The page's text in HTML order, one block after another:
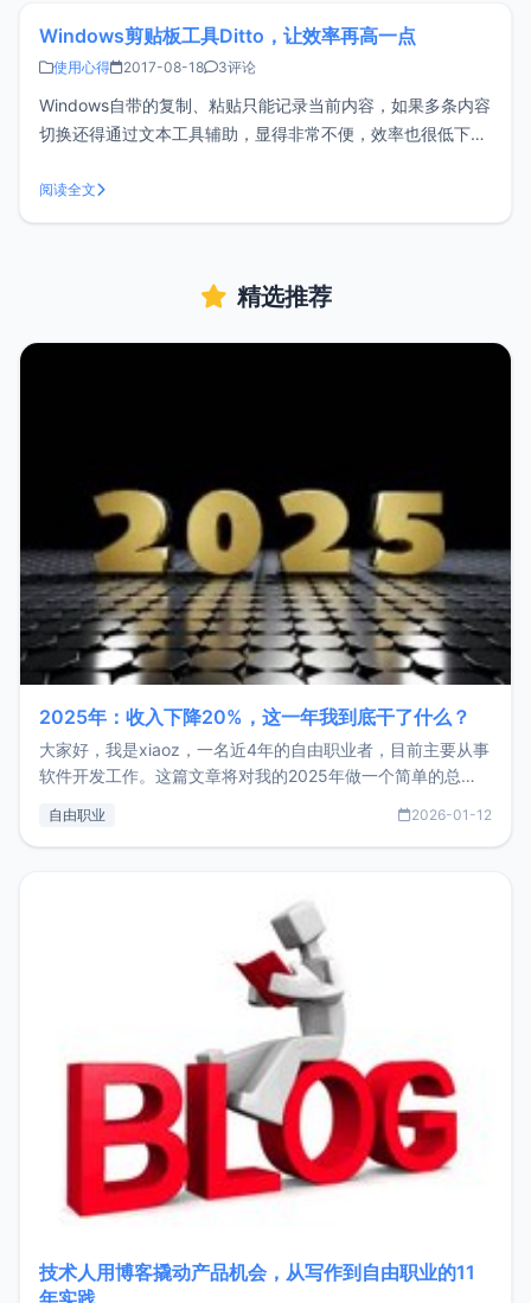
Windows剪贴板工具Ditto，让效率再高一点
使用心得 2017-08-18 3评论
Windows自带的复制、粘贴只能记录当前内容，如果多条内容
切换还得通过文本工具辅助，显得非常不便，效率也很低下。
过今天的主角是Ditto软件下载官方地址：Ditto-cp软件库直接
下载：DittoPortable_64bit_3
阅读全文
精选推荐
2025年：收入下降20%，这一年我到底干了什么？
大家好，我是xiaoz，一名近4年的自由职业者，目前主要从事
软件开发工作。这篇文章将对我的2025年做一个简单的总
收入下降20%，但却过得很充实，2026年不求突破，但求保
自由职业 2026-01-12
技术人用博客撬动产品机会，从写作到自由职业的11